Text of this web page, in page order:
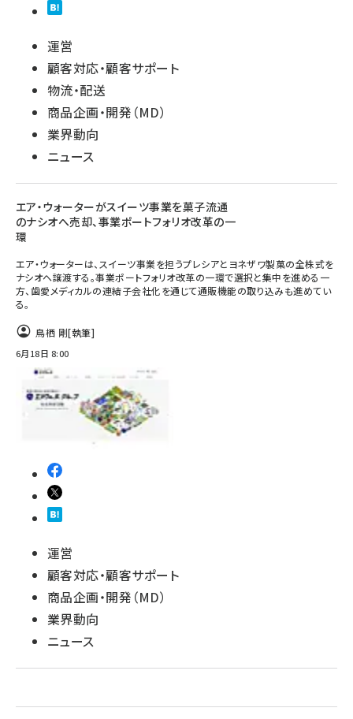
運営
顧客対応・顧客サポート
物流・配送
商品企画・開発（MD）
業界動向
ニュース
エア・ウォーターがスイーツ事業を菓子流通
のナシオへ売却、事業ポートフォリオ改革の一
環
エア・ウォーターは、スイーツ事業を担うプレシアとヨネザワ製菓の全株式を
ナシオへ譲渡する。事業ポートフォリオ改革の一環で選択と集中を進める一
方、歯愛メディカルの連結子会社化を通じて通販機能の取り込みも進めてい
る。
鳥栖 剛[執筆]
6月18日 8:00
運営
顧客対応・顧客サポート
商品企画・開発（MD）
業界動向
ニュース